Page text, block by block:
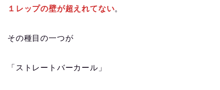
１レップの壁が超えれてない。
その種目の一つが
「ストレートバーカール」